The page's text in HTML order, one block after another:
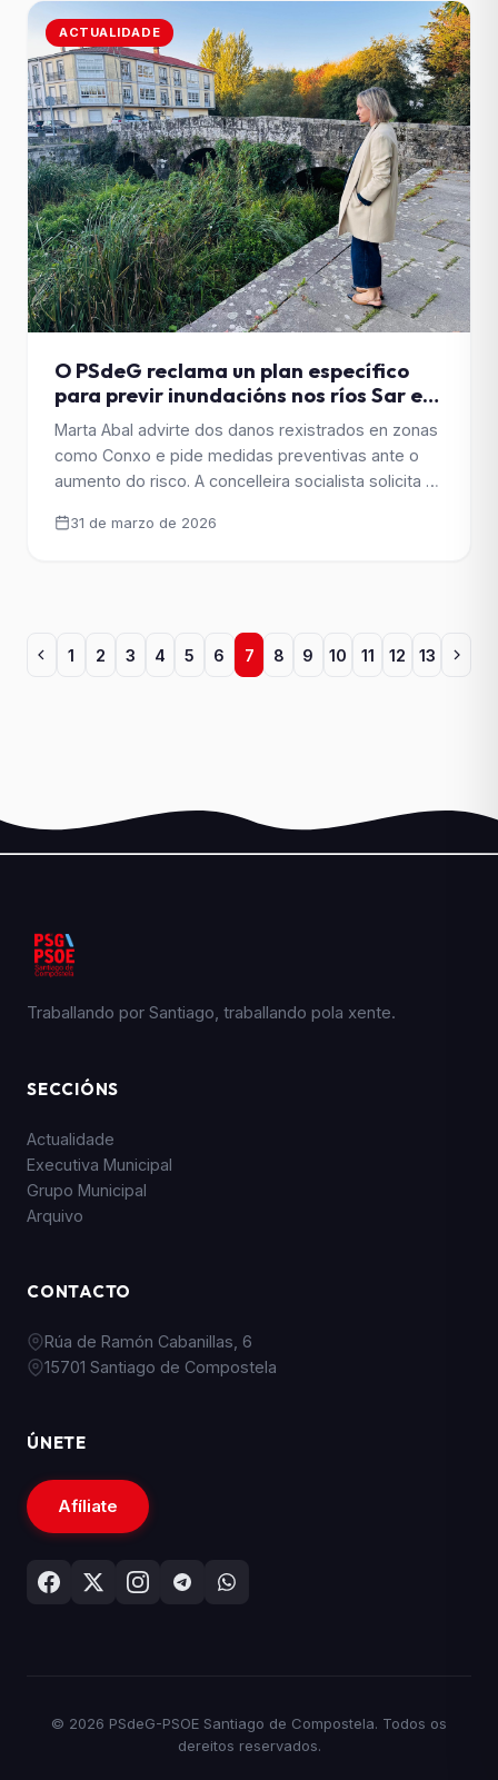
Municipal Socialista Marta Abal denunciou [&hellip;]
ACTUALIDADE
O PSdeG reclama un plan específico
para previr inundacións nos ríos Sar e
Sarela
Marta Abal advirte dos danos rexistrados en zonas
como Conxo e pide medidas preventivas ante o
aumento do risco. A concelleira socialista solicita a
transparencia nas actuacións. O grupo socialista
31 de marzo de 2026
1 2 3 4 5 6 7 8 9 10 11 12 13
Traballando por Santiago, traballando pola xente.
SECCIÓNS
Actualidade
Executiva Municipal
Grupo Municipal
Arquivo
CONTACTO
Rúa de Ramón Cabanillas, 6
15701 Santiago de Compostela
ÚNETE
Afíliate
© 2026 PSdeG-PSOE Santiago de Compostela. Todos os
dereitos reservados.